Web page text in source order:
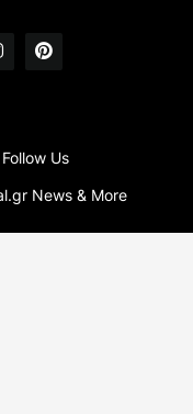
News & More
Follow Us